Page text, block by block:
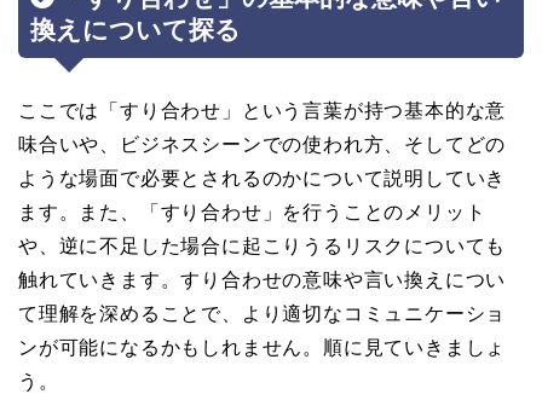
換えについて探る
ここでは「すり合わせ」という言葉が持つ基本的な意
味合いや、ビジネスシーンでの使われ方、そしてどの
ような場面で必要とされるのかについて説明していき
ます。また、「すり合わせ」を行うことのメリット
や、逆に不足した場合に起こりうるリスクについても
触れていきます。すり合わせの意味や言い換えについ
て理解を深めることで、より適切なコミュニケーショ
ンが可能になるかもしれません。順に見ていきましょ
う。